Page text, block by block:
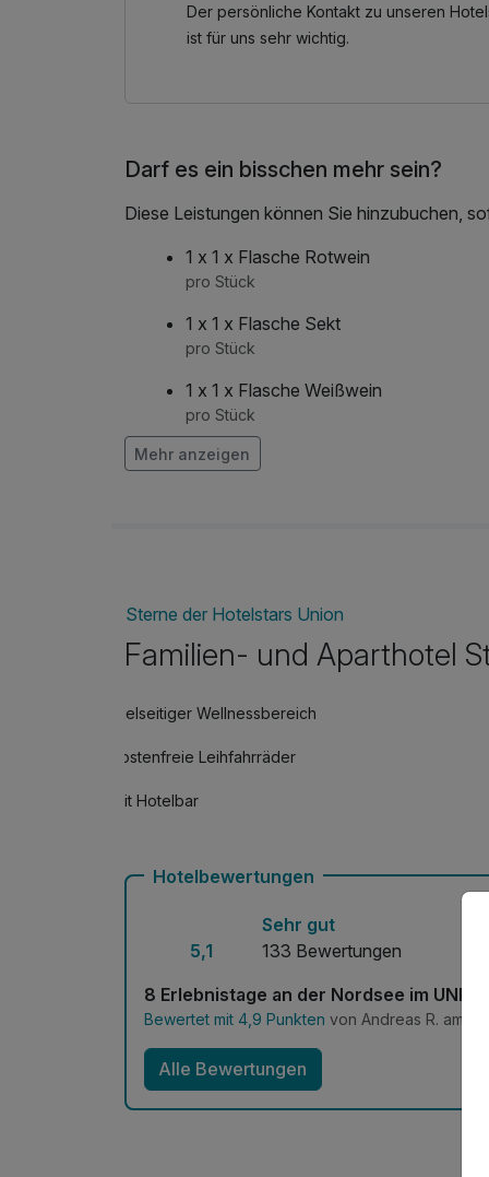
Der persönliche Kontakt zu unseren
ist für uns sehr wichtig.
Darf es ein bisschen mehr sein?
Diese Leistungen können Sie hinzubuchen,
1 x 1 x Flasche Rotwein
pro Stück
1 x 1 x Flasche Sekt
pro Stück
1 x 1 x Flasche Weißwein
pro Stück
Mehr anzeigen
Sterne der Hotelstars Union
Familien- und Aparthotel
Vielseitiger Wellnessbereich
kostenfreie Leihfahrräder
Mit Hotelbar
Hotelbewertungen
5,1
Sehr gut
133 Bewertungen
8 Erlebnistage an der Nordsee im
Bewertet mit 4,9 Punkten von Andreas R. am
Alle Bewertungen